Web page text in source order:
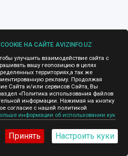
НА САЙТЕ AVIZINFO.UZ
улучшить взаимодействие сайта с
вашу геопозицию в целях
территориях,а так же
рекламу. Продолжая
Сайта и/или сервисов Сайта, Вы
«Политика использования файлов
информации. Нажимая на кнопку
согласие с нашей политикой
информации об использовании кук
Принять Настроить куки